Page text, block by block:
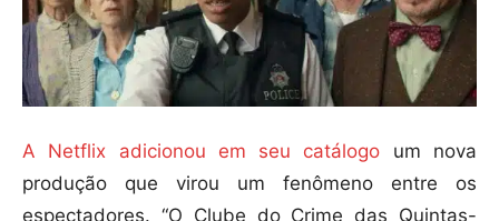
A Netflix adicionou em seu catálogo um nova
produção que virou um fenômeno entre os
espectadores. “O Clube do Crime das Quintas-